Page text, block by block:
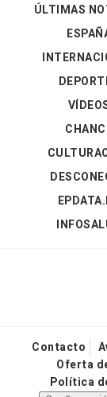
ÚLTIMAS
Contacto
Oferta
Política